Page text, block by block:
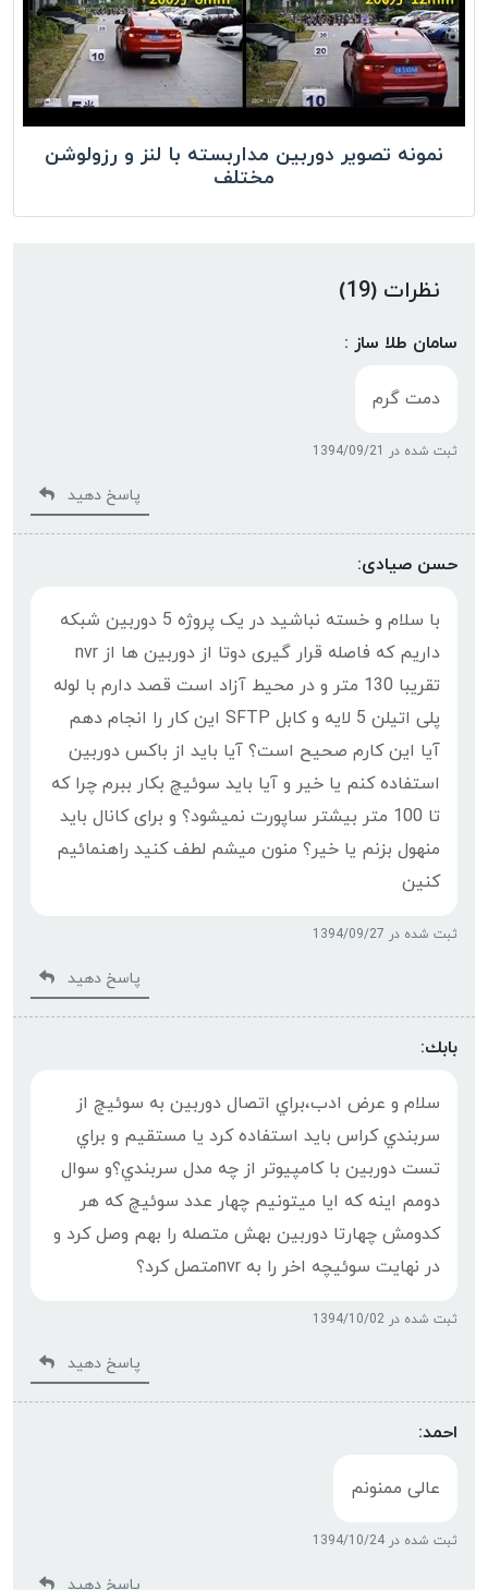
نمونه تصویر دوربین مداربسته با لنز و رزولوشن
مختلف
نظرات (19)
سامان طلا ساز :
دمت گرم
ثبت شده در 1394/09/21
پاسخ دهید
حسن صیادی:
با سلام و خسته نباشید در یک پروژه 5 دوربین شبکه
داریم که فاصله قرار گیری دوتا از دوربین ها از nvr
تقریبا 130 متر و در محیط آزاد است قصد دارم با لوله
پلی اتیلن 5 لایه و کابل SFTP این کار را انجام دهم
آیا این کارم صحیح است؟ آیا باید از باکس دوربین
استفاده کنم یا خیر و آیا باید سوئیچ بکار ببرم چرا که
تا 100 متر بیشتر ساپورت نمیشود؟ و برای کانال باید
منهول بزنم یا خیر؟ منون میشم لطف کنید راهنمائیم
کنین
ثبت شده در 1394/09/27
پاسخ دهید
بابك:
سلام و عرض ادب،براي اتصال دوربين به سوئيچ از
سربندي كراس بايد استفاده كرد يا مستقيم و براي
تست دوربين با كامپيوتر از چه مدل سربندي؟و سوال
دومم اينه كه ايا ميتونيم چهار عدد سوئيچ كه هر
كدومش چهارتا دوربين بهش متصله را بهم وصل كرد و
در نهايت سوئيچه اخر را به nvrمتصل كرد؟
ثبت شده در 1394/10/02
پاسخ دهید
احمد:
عالی ممنونم
ثبت شده در 1394/10/24
پاسخ دهید